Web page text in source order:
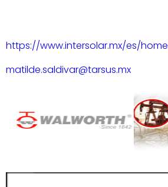
https://www.intersolar.mx/es/home
matilde.saldivar@tarsus.mx